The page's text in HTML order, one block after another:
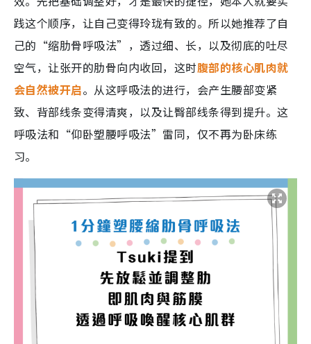
践这个顺序，让自己变得玲珑有致的。所以她推荐了自
己的“缩肋骨呼吸法”，透过细、长，以及彻底的吐尽
空气，让张开的肋骨向内收回，这时腹部的核心肌肉就
会自然被开启。从这呼吸法的进行，会产生腰部变紧
致、背部线条变得清爽，以及让臀部线条得到提升。这
呼吸法和“仰卧塑腰呼吸法”雷同，仅不再为卧床练
习。